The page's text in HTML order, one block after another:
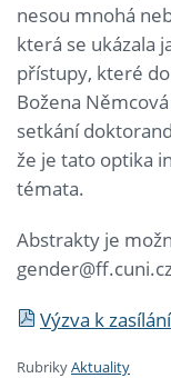
nesou mnohá
která se ukázala
přístupy, které
Božena
setkání
že je tato optika
témata.
Abstrakty je
Výzva k
RubrikyAktuality